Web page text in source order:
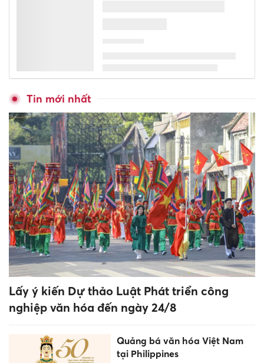
Cháy lớn chợ Biên Hòa, nhiều
ki-ốt bị thiêu rụi
Nên chọn mẫu đồng hồ thông
minh trẻ em dưới 2 triệu nào
tốt nhất cho bé?
dùng mắc kẹt giữa tốc độ và
nội dung chiều sâu